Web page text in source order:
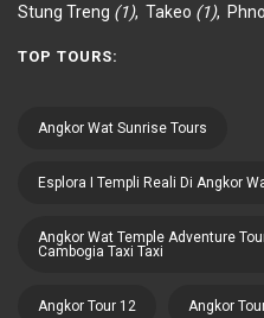
Stung Treng (1), Takeo (1),
TOP TOURS:
Angkor Wat Sunrise Tours
Esplora I Templi Reali Di Angkor
Angkor Wat Temple Adventure
Cambogia Taxi Taxi
Angkor Tour 12 Angkor